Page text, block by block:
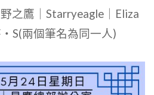
與
網
識
別
之鷹｜Starryeagle｜Eliza
S(兩個筆名為同一人)